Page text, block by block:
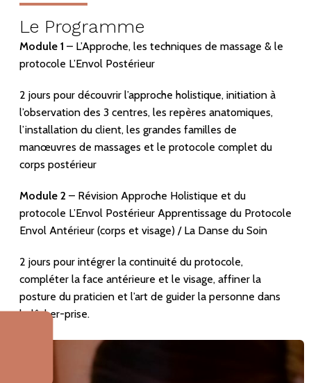
Le Programme
Module 1 – L’Approche, les techniques de massage & le
protocole L’Envol Postérieur
2 jours pour découvrir l’approche holistique, initiation à
l’observation des 3 centres, les repères anatomiques,
l’installation du client, les grandes familles de
manœuvres de massages et le protocole complet du
corps postérieur
Module 2 – Révision Approche Holistique et du
protocole L’Envol Postérieur Apprentissage du Protocole
Envol Antérieur (corps et visage) / La Danse du Soin
2 jours pour intégrer la continuité du protocole,
compléter la face antérieure et le visage, affiner la
posture du praticien et l’art de guider la personne dans
le lâcher-prise.